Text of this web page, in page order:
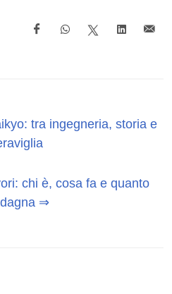
tra ingegneria, storia e
chi è, cosa fa e quanto
⇒